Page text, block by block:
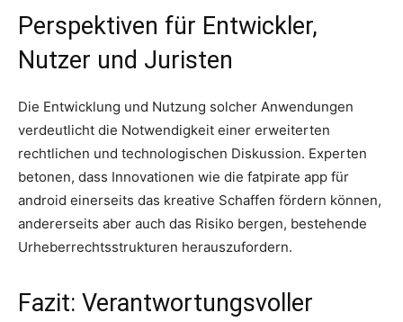
Perspektiven für Entwickler,
Nutzer und Juristen
Die Entwicklung und Nutzung solcher Anwendungen
verdeutlicht die Notwendigkeit einer erweiterten
rechtlichen und technologischen Diskussion. Experten
betonen, dass Innovationen wie die fatpirate app für
android einerseits das kreative Schaffen fördern können,
andererseits aber auch das Risiko bergen, bestehende
Urheberrechtsstrukturen herauszufordern.
Fazit: Verantwortungsvoller